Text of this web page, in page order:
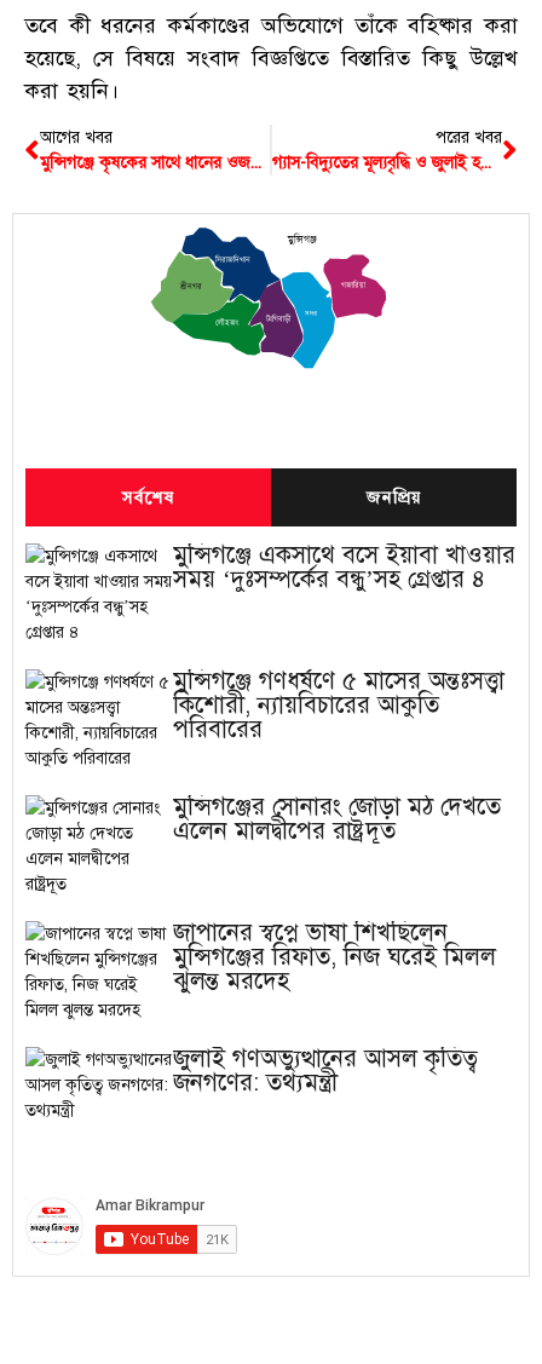
তবে কী ধরনের কর্মকাণ্ডের অভিযোগে তাঁকে বহিষ্কার করা
হয়েছে, সে বিষয়ে সংবাদ বিজ্ঞপ্তিতে বিস্তারিত কিছু উল্লেখ
করা হয়নি।
আগের খবর
মুন্সিগঞ্জে কৃষকের সাথে ধানের ওজনে কারচুপি করায় ব্যবসায়ীকে ২০ হাজার টাকা জরিমানা
পরের খবর
গ্যাস-বিদ্যুতের মূল্যবৃদ্ধি ও জুলাই হত্যাকাণ্ডের আসামিদের জামিনের প্রতিবাদে মুন্সিগঞ্জে এনসিপির বিক্ষোভ
শ্রীনগর
সিরাজদিখান
টংগিবাড়ী
সদর
গজারিয়া
লৌহজং
মুন্সিগঞ্জ
সর্বশেষ জনপ্রিয়
মুন্সিগঞ্জে একসাথে বসে ইয়াবা খাওয়ার
সময় ‘দুঃসম্পর্কের বন্ধু’সহ গ্রেপ্তার ৪
মুন্সিগঞ্জে গণধর্ষণে ৫ মাসের অন্তঃসত্ত্বা
কিশোরী, ন্যায়বিচারের আকুতি
পরিবারের
মুন্সিগঞ্জের সোনারং জোড়া মঠ দেখতে
এলেন মালদ্বীপের রাষ্ট্রদূত
জাপানের স্বপ্নে ভাষা শিখছিলেন
মুন্সিগঞ্জের রিফাত, নিজ ঘরেই মিলল
ঝুলন্ত মরদেহ
জুলাই গণঅভ্যুত্থানের আসল কৃতিত্ব
জনগণের: তথ্যমন্ত্রী